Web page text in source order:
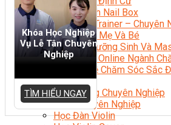
Kinh Doanh Nail Box
Train The Trainer – Chuyên
Chăm Sóc Mẹ Và Bé
Gội Đầu Dưỡng Sinh Và
Marketing Online Ngành
Chuyên Đề Chăm Sóc Sắc
Âm Nhạc
Nhạc Công Chuyên Nghiệp
Ca Sĩ Chuyên Nghiệp
Học Đàn Violin
Khóa Học Nghiệp
Vụ Lễ Tân Chuyên
Nghiệp
TÌM HIỂU NGAY